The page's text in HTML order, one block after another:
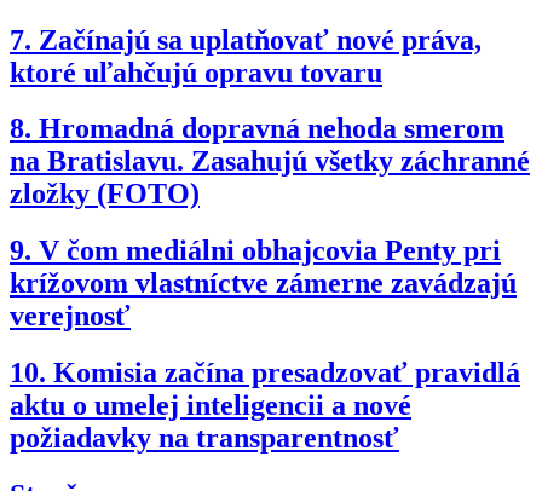
7. Začínajú sa uplatňovať nové práva,
ktoré uľahčujú opravu tovaru
8. Hromadná dopravná nehoda smerom
na Bratislavu. Zasahujú všetky záchranné
zložky (FOTO)
9. V čom mediálni obhajcovia Penty pri
krížovom vlastníctve zámerne zavádzajú
verejnosť
10. Komisia začína presadzovať pravidlá
aktu o umelej inteligencii a nové
požiadavky na transparentnosť